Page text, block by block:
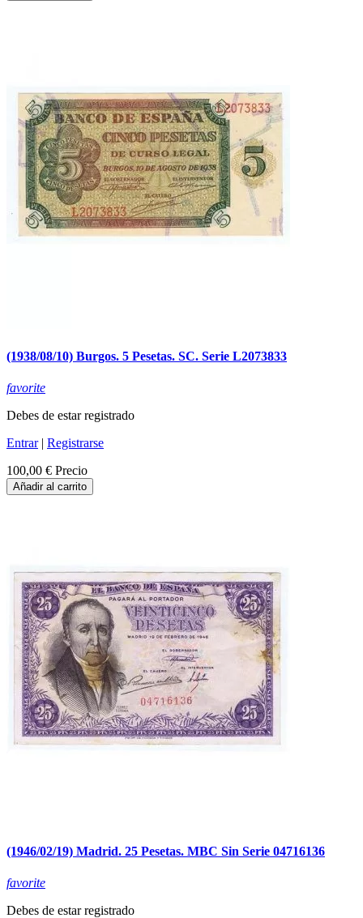
(1938/08/10) Burgos. 5 Pesetas. SC. Serie L2073833
favorite
Debes de estar registrado
Entrar| Registrarse
100,00 € Precio
Añadir al carrito
(1946/02/19) Madrid. 25 Pesetas. MBC Sin Serie 04716136
favorite
Debes de estar registrado